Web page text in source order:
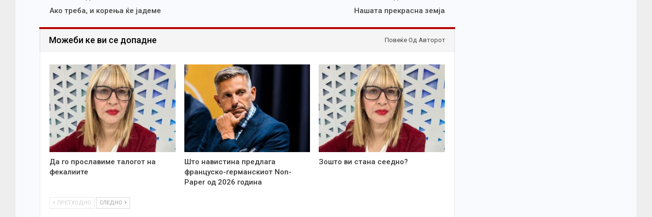
Ако треба, и корења ќе јадеме Нашата прекрасна земја
Можеби ке ви се допадне Повеќе Од Авторот
Да го прославиме талогот на
фекалиите
Што навистина предлага
француско-германскиот Non-
Paper од 2026 година
Зошто ви стана сеедно?
ПРЕТХОДНО СЛЕДНО